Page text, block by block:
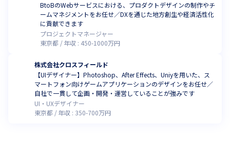
BtoBのWebサービスにおける、プロダクトデザインの制作やチ
ームマネジメントをお任せ／DXを通じた地方創生や経済活性化
に貢献できます
プロジェクトマネージャー
東京都
年収 : 450-1000万円
株式会社クロスフィールド
【UIデザイナー】Photoshop、After Effects、Uniyを用いた、ス
マートフォン向けゲームアプリケーションのデザインをお任せ／
自社で一貫して企画・開発・運営していることが強みです
UI・UXデザイナー
東京都
年収 : 350-700万円